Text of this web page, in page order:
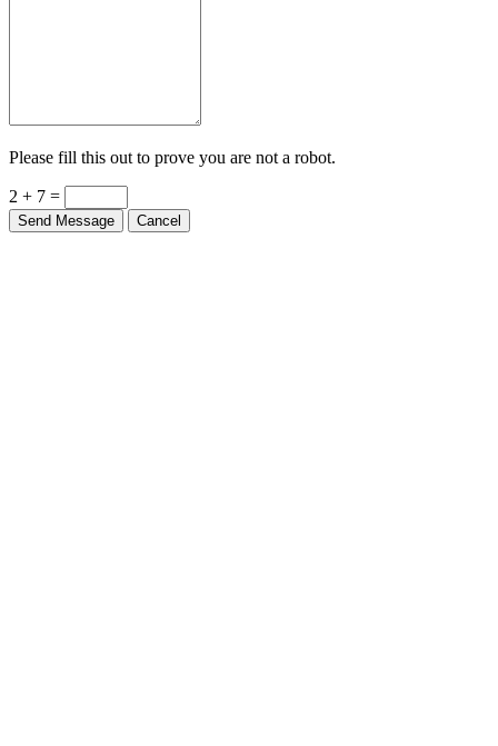
Please fill this out to prove you are not a robot.
2 + 7 =
Send Message